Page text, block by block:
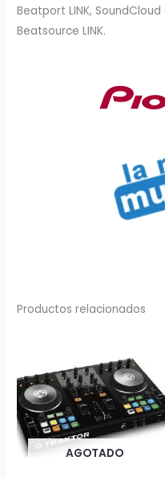
Beatport LINK,
Beatsource LINK.
Productos relacionados
AGOTADO